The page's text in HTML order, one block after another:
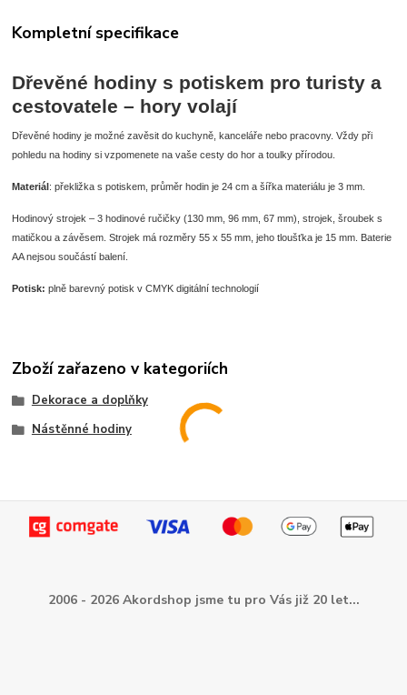
Kompletní specifikace
Dřevěné hodiny s potiskem pro turisty a
cestovatele – hory volají
Dřevěné hodiny je možné zavěsit do kuchyně, kanceláře nebo pracovny. Vždy při
pohledu na hodiny si vzpomenete na vaše cesty do hor a toulky přírodou.
Materiál : překližka s potiskem, průměr hodin je 24 cm a šířka materiálu je 3 mm.
Hodinový strojek – 3 hodinové ručičky (130 mm, 96 mm, 67 mm), strojek, šroubek s
matičkou a závěsem. Strojek má rozměry 55 x 55 mm, jeho tloušťka je 15 mm. Baterie
AA nejsou součástí balení.
Potisk:plně barevný potisk v CMYK digitální technologií
Zboží zařazeno v kategoriích
Dekorace a doplňky
Nástěnné hodiny
2006 - 2026 Akordshop jsme tu pro Vás již 20 let...